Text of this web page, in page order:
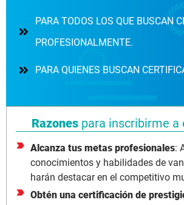
PARA TODOS LOS QUE BUSCAN
PROFESIONALMENTE.
PARA QUIENES BUSCAN
Razones para inscribirme a
Alcanza tus metas profesionales:
conocimientos y habilidades de
harán destacar en el competitivo
Obtén una certificación de